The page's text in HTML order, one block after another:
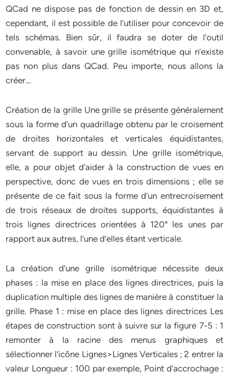
QCad ne dispose pas de fonction de dessin en 3D et,
cependant, il est possible de l’utiliser pour concevoir de
tels schémas. Bien sûr, il faudra se doter de l’outil
convenable, à savoir une grille isométrique qui n’existe
pas non plus dans QCad. Peu importe, nous allons la
créer…
Création de la grille Une grille se présente généralement
sous la forme d’un quadrillage obtenu par le croisement
de droites horizontales et verticales équidistantes,
servant de support au dessin. Une grille isométrique,
elle, a pour objet d’aider à la construction de vues en
perspective, donc de vues en trois dimensions ; elle se
présente de ce fait sous la forme d’un entrecroisement
de trois réseaux de droites supports, équidistantes à
trois lignes directrices orientées à 120° les unes par
rapport aux autres, l’une d’elles étant verticale.
La création d’une grille isométrique nécessite deux
phases : la mise en place des lignes directrices, puis la
duplication multiple des lignes de manière à constituer la
grille. Phase 1 : mise en place des lignes directrices Les
étapes de construction sont à suivre sur la figure 7-5 : 1
remonter à la racine des menus graphiques et
sélectionner l’icône Lignes>Lignes Verticales ; 2 entrer la
valeur Longueur : 100 par exemple, Point d’accrochage :